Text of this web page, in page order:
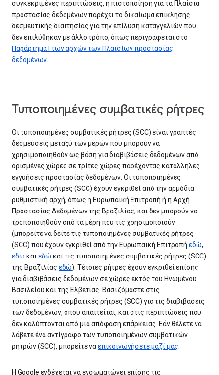
συγκεκριμένες περιπτώσεις, η πιστοποίηση για τα Πλαίσια
προστασίας δεδομένων παρέχει το δικαίωμα επίκλησης
δεσμευτικής διαιτησίας για την επίλυση καταγγελιών που
δεν επιλύθηκαν με άλλο τρόπο, όπως περιγράφεται στο
Παράρτημα Ι των αρχών των Πλαισίων προστασίας
δεδομένων.
Τυποποιημένες συμβατικές ρήτρες
Οι τυποποιημένες συμβατικές ρήτρες (SCC) είναι γραπτές
δεσμεύσεις μεταξύ των μερών που μπορούν να
χρησιμοποιηθούν ως βάση για διαβιβάσεις δεδομένων από
ορισμένες χώρες σε τρίτες χώρες παρέχοντας κατάλληλες
εγγυήσεις προστασίας δεδομένων. Οι τυποποιημένες
συμβατικές ρήτρες (SCC) έχουν εγκριθεί από την αρμόδια
ρυθμιστική αρχή, όπως η Ευρωπαϊκή Επιτροπή ή η Αρχή
Προστασίας Δεδομένων της Βραζιλίας, και δεν μπορούν να
τροποποιηθούν από τα μέρη που τις χρησιμοποιούν
(μπορείτε να δείτε τις τυποποιημένες συμβατικές ρήτρες
(SCC) που έχουν εγκριθεί από την Ευρωπαϊκή Επιτροπή εδώ,
εδώ καιεδώ και τις τυποποιημένες συμβατικές ρήτρες (SCC)
της Βραζιλίας εδώ). Τέτοιες ρήτρες έχουν εγκριθεί επίσης
για διαβιβάσεις δεδομένων σε χώρες εκτός του Ηνωμένου
Βασιλείου και της Ελβετίας. Βασιζόμαστε στις
τυποποιημένες συμβατικές ρήτρες (SCC) για τις διαβιβάσεις
των δεδομένων, όπου απαιτείται, και στις περιπτώσεις που
δεν καλύπτονται από μια απόφαση επάρκειας. Εάν θέλετε να
λάβετε ένα αντίγραφο των τυποποιημένων συμβατικών
ρητρών (SCC), μπορείτε ναεπικοινωνήσετε μαζί μας.
Η Google ενδέχεται να ενσωματώνει επίσης τις